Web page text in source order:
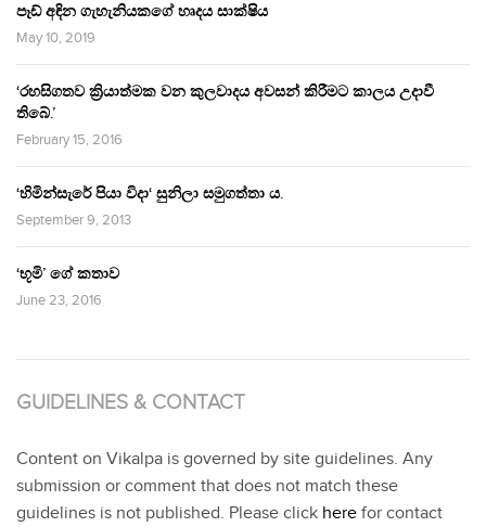
පෑඩ් අඳින ගැහැනියකගේ හෘදය සාක්ෂිය
May 10, 2019
‘රහසිගතව ක්‍රියාත්මක වන කුලවාදය අවසන් කිරීමට කාලය උදාවී
තිබේ.’
February 15, 2016
‘හිමින්සැරේ පියා විදා‘ සුනිලා සමුගත්තා ය.
September 9, 2013
‘භූමි’ ගේ කතාව
June 23, 2016
GUIDELINES & CONTACT
Content on Vikalpa is governed by site guidelines. Any
submission or comment that does not match these
guidelines is not published. Please click here for contact